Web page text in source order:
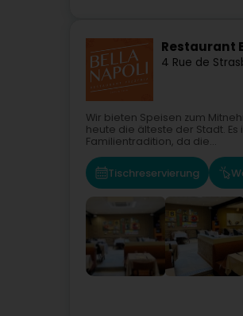
Restaurant
4 Rue de
Wir bieten Speisen zum
heute die älteste der Stadt. Es
Familientradition, da die...
Tischreservierung